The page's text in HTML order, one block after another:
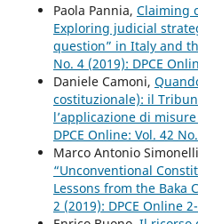
Paola Pannia, Claiming
Exploring judicial
question” in Italy and
No. 4 (2019): DPCE
Daniele Camoni,
costituzionale): il
l’applicazione di
DPCE Online: Vol. 42
Marco Antonio
“Unconventional
Lessons from the Baka
2 (2019): DPCE Online